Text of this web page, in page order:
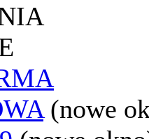
(nowe